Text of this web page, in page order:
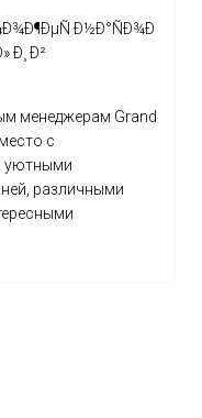
менеджерам Grand
с
уютными
различными